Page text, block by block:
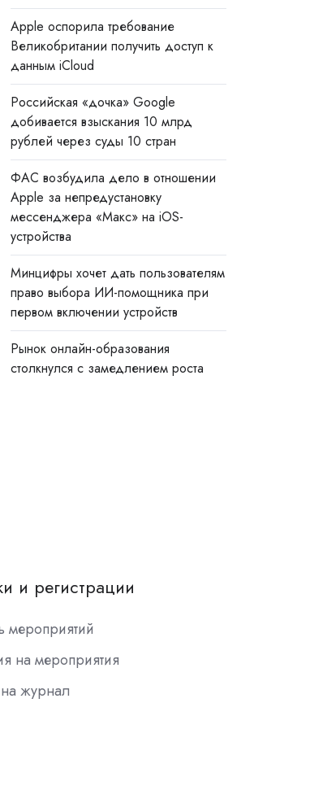
Apple оспорила требование
Великобритании получить доступ к
данным iCloud
Российская «дочка» Google
добивается взыскания 10 млрд
рублей через суды 10 стран
ФАС возбудила дело в отношении
Apple за непредустановку
мессенджера «Макс» на iOS-
устройства
Минцифры хочет дать пользователям
право выбора ИИ-помощника при
первом включении устройств
Рынок онлайн-образования
столкнулся с замедлением роста
и регистрации
мероприятий
на мероприятия
журнал